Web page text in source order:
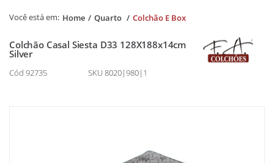
Home Quarto Colchão E Box
Colchão Casal Siesta D33 128X188x14cm
Silver
Cód 92735 SKU 8020|980|1